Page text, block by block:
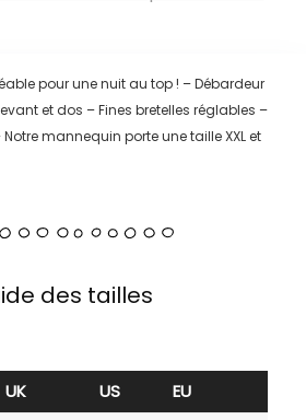
pour une nuit au top ! – Débardeur
et dos – Fines bretelles réglables –
mannequin porte une taille XXL et
des tailles
UK US
EU